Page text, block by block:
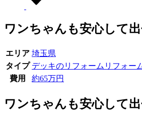
ワンちゃんも安心して
エリア 埼玉県
タイプ デッキのリフォーム リフォー
費用
約65万円
ワンちゃんも安心して